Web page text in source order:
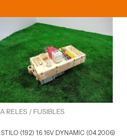
RELES / FUSIBLES
STILO (192) 1.6 16V DYNAMIC (04.2006)